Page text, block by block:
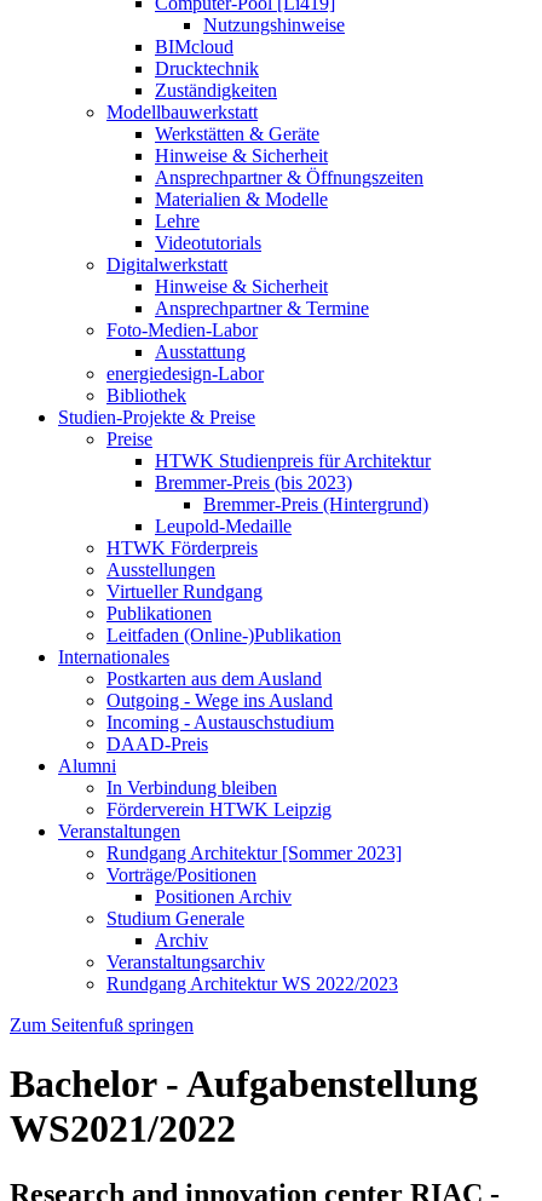
Nutzungshinweise
BIMcloud
Drucktechnik
Zuständigkeiten
Modellbauwerkstatt
Werkstätten & Geräte
Hinweise & Sicherheit
Ansprechpartner & Öffnungszeiten
Materialien & Modelle
Lehre
Videotutorials
Digitalwerkstatt
Hinweise & Sicherheit
Ansprechpartner & Termine
Foto-Medien-Labor
Ausstattung
energiedesign-Labor
Bibliothek
Studien-Projekte & Preise
Preise
HTWK Studienpreis für Architektur
Bremmer-Preis (bis 2023)
Bremmer-Preis (Hintergrund)
Leupold-Medaille
HTWK Förderpreis
Ausstellungen
Virtueller Rundgang
Publikationen
Leitfaden (Online-)Publikation
Internationales
Postkarten aus dem Ausland
Outgoing - Wege ins Ausland
Incoming - Austauschstudium
DAAD-Preis
Alumni
In Verbindung bleiben
Förderverein HTWK Leipzig
Veranstaltungen
Rundgang Architektur [Sommer 2023]
Vorträge/Positionen
Positionen Archiv
Studium Generale
Archiv
Veranstaltungsarchiv
Rundgang Architektur WS 2022/2023
Zum Seitenfuß springen
Bachelor - Aufgabenstellung
WS2021/2022
Research and innovation center RIAC -